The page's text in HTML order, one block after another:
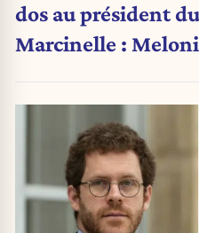
dos au président
Marcinelle :